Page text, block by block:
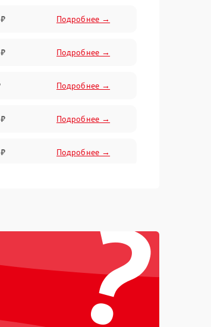
Подробнее →
Подробнее →
Подробнее →
Подробнее →
Подробнее →
?